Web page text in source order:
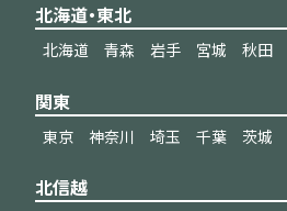
北海道・東北
北海道 青森 岩手 宮城 秋田
関東
東京 神奈川 埼玉 千葉 茨城
北信越